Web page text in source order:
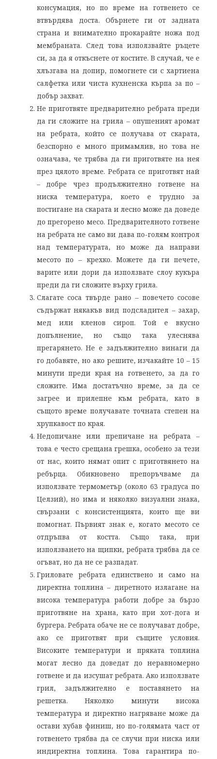
консумация, но по време на готвенето се
втвърдява доста. Обърнете ги от задната
страна и внимателно прокарайте ножа под
мембраната. След това използвайте ръцете
си, за да я откъснете от костите. В случай, че е
хлъзгава на допир, помогнете си с хартиена
салфетка или чиста кухненска кърпа за по –
добър захват.
Не приготвяте предварително ребрата преди
да ги сложите на грила – опушеният аромат
на ребрата, който се получава от скарата,
безспорно е много примамлив, но това не
означава, че трябва да ги приготвяте на нея
през цялото време. Ребрата се приготвят най
– добре чрез продължително готвене на
ниска температура, което е трудно за
постигане на скарата и лесно може да доведе
до прегорено месо. Предварителното готвене
на ребрата не само ви дава по-голям контрол
над температурата, но може да направи
месото по – крехко. Можете да ги печете,
варите или дори да използвате слоу кукъра
преди да ги сложите върху грила.
Слагате соса твърде рано – повечето сосове
съдържат някакъв вид подсладител – захар,
мед или кленов сироп. Той е вкусно
допълнение, но също така улеснява
прегарянето. Не е задължително винаги да
го добавяте, но ако решите, изчакайте 10 – 15
минути преди края на готвенето, за да го
сложите. Има достатъчно време, за да се
загрее и прилепне към ребрата, като в
същото време получавате точната степен на
хрупкавост по края.
Недопичане или препичане на ребрата –
това е често срещана грешка, особено за тези
от нас, които нямат опит с приготвянето на
ребърца. Обикновено препоръчваме да
използвате термометър (около 63 градуса по
Целзий), но има и няколко визуални знака,
свързани с консистенцията, които ще ви
помогнат. Първият знак е, когато месото се
отдръпва от костта. Също така, при
използването на щипки, ребрата трябва да се
огъват, но да не се разпадат.
Гриловате ребрата единствено и само на
директна топлина – диретното излагане на
висока температура работи добре за бързо
приготвяне на храна, като при хот-дога и
бургера. Ребрата обаче не се получават добре,
ако се приготвят при същите условия.
Високите температури и пряката топлина
могат лесно да доведат до неравномерно
готвене и да изсушат ребрата. Ако използвате
грил, задължително е поставянето на
решетка. Няколко минути висока
температура и директно нагряване може да
остави хубав финиш, но по-голямата част от
готвенето трябва да се случи при ниска или
индиректна топлина. Това гарантира по-